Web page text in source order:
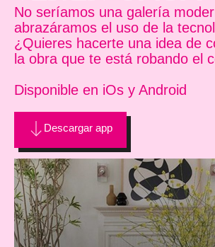
No seríamos una galería
abrazáramos el uso de la
¿Quieres hacerte una idea de
la obra que te está robando el
Disponible en iOs y Android
Descargar app